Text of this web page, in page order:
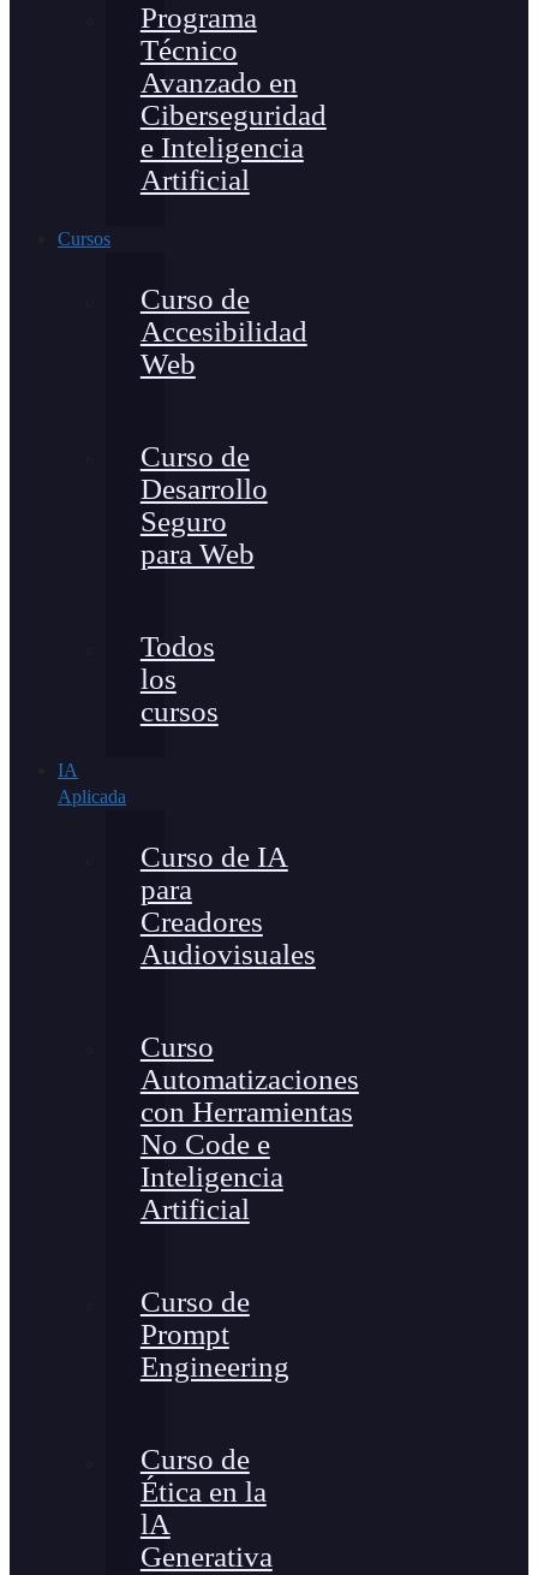
Programa
Técnico
Avanzado en
Ciberseguridad
e Inteligencia
Artificial
Cursos
Curso de
Accesibilidad
Web
Curso de
Desarrollo
Seguro
para Web
Todos
los
cursos
IA
Aplicada
Curso de IA
para
Creadores
Audiovisuales
Curso
Automatizaciones
con Herramientas
No Code e
Inteligencia
Artificial
Curso de
Prompt
Engineering
Curso de
Ética en la
lA
Generativa